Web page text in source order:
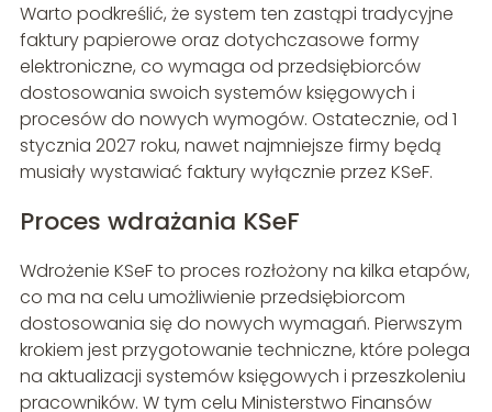
Warto podkreślić, że system ten zastąpi tradycyjne
faktury papierowe oraz dotychczasowe formy
elektroniczne, co wymaga od przedsiębiorców
dostosowania swoich systemów księgowych i
procesów do nowych wymogów. Ostatecznie, od 1
stycznia 2027 roku, nawet najmniejsze firmy będą
musiały wystawiać faktury wyłącznie przez KSeF.
Proces wdrażania KSeF
Wdrożenie KSeF to proces rozłożony na kilka etapów,
co ma na celu umożliwienie przedsiębiorcom
dostosowania się do nowych wymagań. Pierwszym
krokiem jest przygotowanie techniczne, które polega
na aktualizacji systemów księgowych i przeszkoleniu
pracowników. W tym celu Ministerstwo Finansów